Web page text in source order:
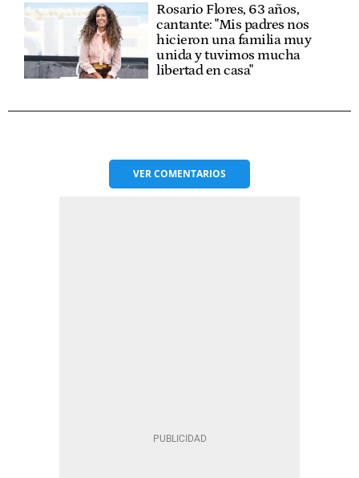
Rosario Flores, 63 años,
cantante: "Mis padres nos
hicieron una familia muy
unida y tuvimos mucha
libertad en casa"
VERCOMENTARIOS